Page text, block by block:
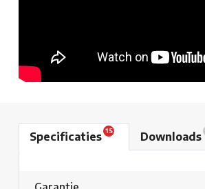
Specificaties15 Downloads